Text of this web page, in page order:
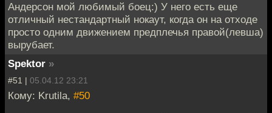
Андерсон мой любимый боец:) У него есть еще
отличный нестандартный нокаут, когда он на отходе
просто одним движением предплечья правой(левша)
вырубает.
Spektor »
#51 | 05.04.12 23:21
Кому: Krutila, #50